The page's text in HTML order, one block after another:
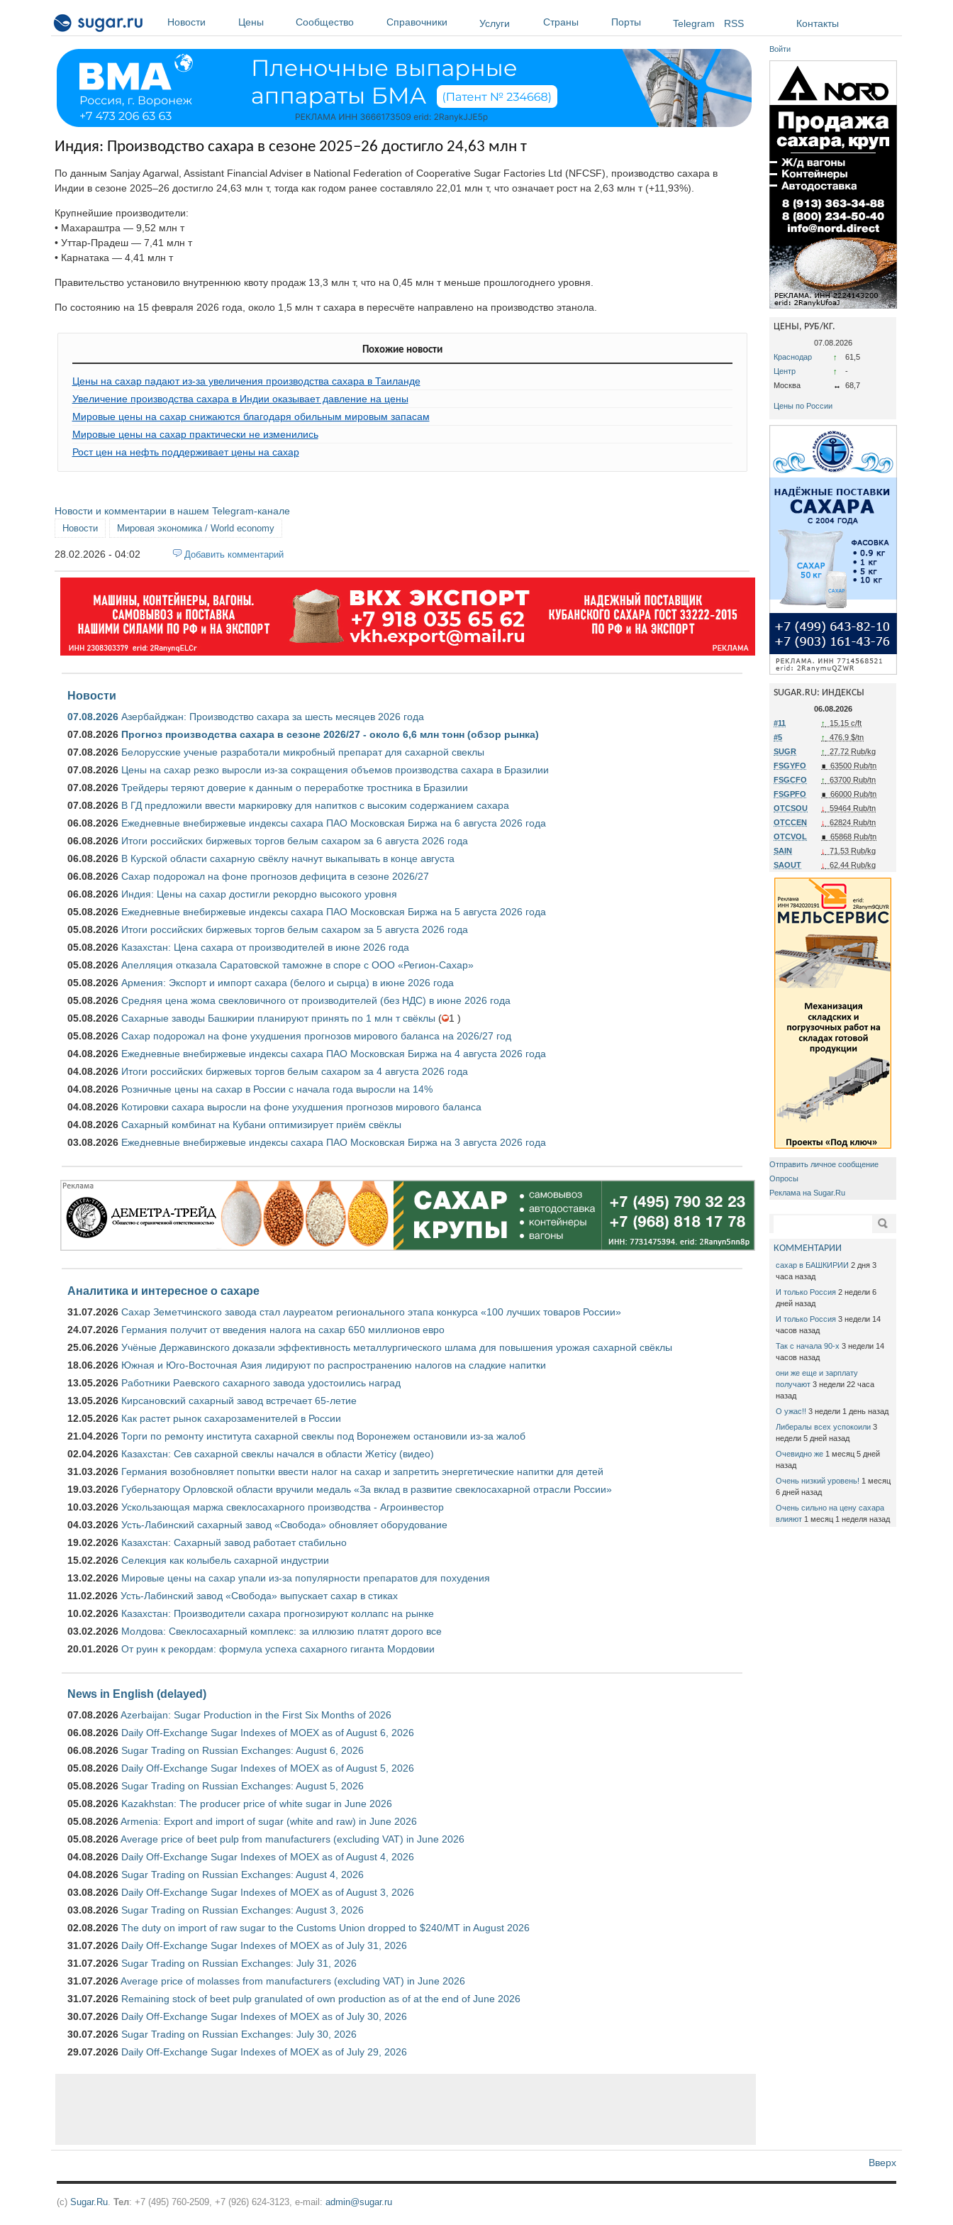
Новости
Цены Сообщество Справочники Услуги Страны Порты Telegram RSS Контакты
Индия: Производство сахара в сезоне 2025–26 достигло 24,63 млн т
По данным Sanjay Agarwal, Assistant Financial Adviser в National Federation of Cooperative Sugar Factories Ltd (NFCSF), производство сахара в
Индии в сезоне 2025–26 достигло 24,63 млн т, тогда как годом ранее составляло 22,01 млн т, что означает рост на 2,63 млн т (+11,93%).
Крупнейшие производители:
• Махараштра — 9,52 млн т
• Уттар-Прадеш — 7,41 млн т
• Карнатака — 4,41 млн т
Правительство установило внутреннюю квоту продаж 13,3 млн т, что на 0,45 млн т меньше прошлогоднего уровня.
По состоянию на 15 февраля 2026 года, около 1,5 млн т сахара в пересчёте направлено на производство этанола.
Похожие новости
Цены на сахар падают из-за увеличения производства сахара в Таиланде
Увеличение производства сахара в Индии оказывает давление на цены
Мировые цены на сахар снижаются благодаря обильным мировым запасам
Мировые цены на сахар практически не изменились
Рост цен на нефть поддерживает цены на сахар
Новости и комментарии в нашем Telegram-канале
Новости Мировая экономика / World economy
28.02.2026 - 04:02 Добавить комментарий
Новости
07.08.2026 Азербайджан: Производство сахара за шесть месяцев 2026 года
07.08.2026 Прогноз производства сахара в сезоне 2026/27 - около 6,6 млн тонн (обзор рынка)
07.08.2026 Белорусские ученые разработали микробный препарат для сахарной свеклы
07.08.2026 Цены на сахар резко выросли из-за сокращения объемов производства сахара в Бразилии
07.08.2026 Трейдеры теряют доверие к данным о переработке тростника в Бразилии
07.08.2026 В ГД предложили ввести маркировку для напитков с высоким содержанием сахара
06.08.2026 Ежедневные внебиржевые индексы сахара ПАО Московская Биржа на 6 августа 2026 года
06.08.2026 Итоги российских биржевых торгов белым сахаром за 6 августа 2026 года
06.08.2026 В Курской области сахарную свёклу начнут выкапывать в конце августа
06.08.2026 Сахар подорожал на фоне прогнозов дефицита в сезоне 2026/27
06.08.2026 Индия: Цены на сахар достигли рекордно высокого уровня
05.08.2026 Ежедневные внебиржевые индексы сахара ПАО Московская Биржа на 5 августа 2026 года
05.08.2026 Итоги российских биржевых торгов белым сахаром за 5 августа 2026 года
05.08.2026 Казахстан: Цена сахара от производителей в июне 2026 года
05.08.2026 Апелляция отказала Саратовской таможне в споре с ООО «Регион-Сахар»
05.08.2026 Армения: Экспорт и импорт сахара (белого и сырца) в июне 2026 года
05.08.2026 Средняя цена жома свекловичного от производителей (без НДС) в июне 2026 года
05.08.2026 Сахарные заводы Башкирии планируют принять по 1 млн т свёклы (
1 )
05.08.2026 Сахар подорожал на фоне ухудшения прогнозов мирового баланса на 2026/27 год
04.08.2026 Ежедневные внебиржевые индексы сахара ПАО Московская Биржа на 4 августа 2026 года
04.08.2026 Итоги российских биржевых торгов белым сахаром за 4 августа 2026 года
04.08.2026 Розничные цены на сахар в России с начала года выросли на 14%
04.08.2026 Котировки сахара выросли на фоне ухудшения прогнозов мирового баланса
04.08.2026 Сахарный комбинат на Кубани оптимизирует приём свёклы
03.08.2026 Ежедневные внебиржевые индексы сахара ПАО Московская Биржа на 3 августа 2026 года
Аналитика и интересное о сахаре
31.07.2026 Сахар Земетчинского завода стал лауреатом регионального этапа конкурса «100 лучших товаров России»
24.07.2026 Германия получит от введения налога на сахар 650 миллионов евро
25.06.2026 Учёные Державинского доказали эффективность металлургического шлама для повышения урожая сахарной свёклы
18.06.2026 Южная и Юго-Восточная Азия лидируют по распространению налогов на сладкие напитки
13.05.2026 Работники Раевского сахарного завода удостоились наград
13.05.2026 Кирсановский сахарный завод встречает 65-летие
12.05.2026 Как растет рынок сахарозаменителей в России
21.04.2026 Торги по ремонту института сахарной свеклы под Воронежем остановили из-за жалоб
02.04.2026 Казахстан: Сев сахарной свеклы начался в области Жетісу (видео)
31.03.2026 Германия возобновляет попытки ввести налог на сахар и запретить энергетические напитки для детей
19.03.2026 Губернатору Орловской области вручили медаль «За вклад в развитие свеклосахарной отрасли России»
10.03.2026 Ускользающая маржа свеклосахарного производства - Агроинвестор
04.03.2026 Усть-Лабинский сахарный завод «Свобода» обновляет оборудование
19.02.2026 Казахстан: Сахарный завод работает стабильно
15.02.2026 Селекция как колыбель сахарной индустрии
13.02.2026 Мировые цены на сахар упали из-за популярности препаратов для похудения
11.02.2026 Усть-Лабинский завод «Свобода» выпускает сахар в стиках
10.02.2026 Казахстан: Производители сахара прогнозируют коллапс на рынке
03.02.2026 Молдова: Свеклосахарный комплекс: за иллюзию платят дорого все
20.01.2026 От руин к рекордам: формула успеха сахарного гиганта Мордовии
News in English (delayed)
07.08.2026Azerbaijan: Sugar Production in the First Six Months of 2026
06.08.2026 Daily Off-Exchange Sugar Indexes of MOEX as of August 6, 2026
06.08.2026 Sugar Trading on Russian Exchanges: August 6, 2026
05.08.2026 Daily Off-Exchange Sugar Indexes of MOEX as of August 5, 2026
05.08.2026 Sugar Trading on Russian Exchanges: August 5, 2026
05.08.2026 Kazakhstan: The producer price of white sugar in June 2026
05.08.2026Armenia: Export and import of sugar (white and raw) in June 2026
05.08.2026Average price of beet pulp from manufacturers (excluding VAT) in June 2026
04.08.2026 Daily Off-Exchange Sugar Indexes of MOEX as of August 4, 2026
04.08.2026 Sugar Trading on Russian Exchanges: August 4, 2026
03.08.2026 Daily Off-Exchange Sugar Indexes of MOEX as of August 3, 2026
03.08.2026 Sugar Trading on Russian Exchanges: August 3, 2026
02.08.2026 The duty on import of raw sugar to the Customs Union dropped to $240/MT in August 2026
31.07.2026 Daily Off-Exchange Sugar Indexes of MOEX as of July 31, 2026
31.07.2026 Sugar Trading on Russian Exchanges: July 31, 2026
31.07.2026Average price of molasses from manufacturers (excluding VAT) in June 2026
31.07.2026 Remaining stock of beet pulp granulated of own production as of at the end of June 2026
30.07.2026 Daily Off-Exchange Sugar Indexes of MOEX as of July 30, 2026
30.07.2026 Sugar Trading on Russian Exchanges: July 30, 2026
29.07.2026 Daily Off-Exchange Sugar Indexes of MOEX as of July 29, 2026
Войти
ЦЕНЫ, РУБ/КГ.
07.08.2026
Краснодар
↑
61,5
Центр
↑
-
Москва
↔ 68,7
Цены по России
SUGAR.RU: ИНДЕКСЫ
06.08.2026
#11
↑
15.15 c/ft
#5
↑
476.9 $/tn
SUGR
↑
27.72 Rub/kg
FSGYFO
∎ 63500 Rub/tn
FSGCFO
↑
63700 Rub/tn
FSGPFO
∎ 66000 Rub/tn
OTCSOU
↓
59464 Rub/tn
OTCCEN
↓
62824 Rub/tn
OTCVOL
∎ 65868 Rub/tn
SAIN
↓
71.53 Rub/kg
SAOUT
↓ 62.44 Rub/kg
Отправить личное сообщение
Опросы
Реклама на Sugar.Ru
Поиск
КОММЕНТАРИИ
сахар в БАШКИРИИ 2 дня 3
часа назад
И только Россия 2 недели 6
дней назад
И только Россия 3 недели 14
часов назад
Так с начала 90-х 3 недели 14
часов назад
они же еще и зарплату
получают 3 недели 22 часа
назад
О ужас!! 3 недели 1 день назад
Либералы всех успокоили 3
недели 5 дней назад
Очевидно же 1 месяц 5 дней
назад
Очень низкий уровень! 1 месяц
6 дней назад
Очень сильно на цену сахара
влияют 1 месяц 1 неделя назад
Вверх
(c) Sugar.Ru. Тел: +7 (495) 760-2509, +7 (926) 624-3123, e-mail: admin@sugar.ru